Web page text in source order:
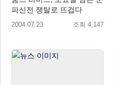
파신전 쟁탈로 뜨겁다
2004.07.23 조회 4,147